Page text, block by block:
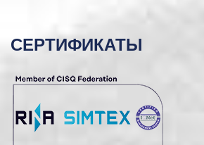
СЕРТИФИКАТЫ